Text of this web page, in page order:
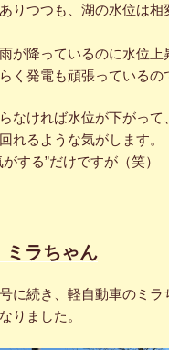
りつつも、湖の水位は相
が降っているのに水位上
く発電も頑張っているの
なければ水位が下がって
れるような気がします。
する”だけですが（笑）
ミラちゃん
に続き、軽自動車のミラ
りました。